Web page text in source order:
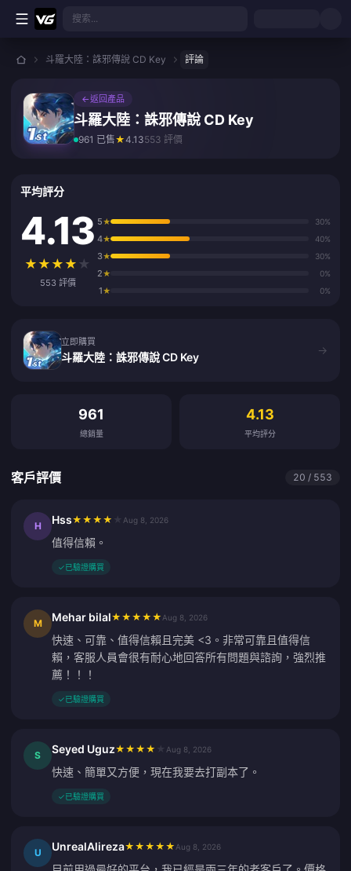
跳至主要內容
搜索...
斗羅大陸：誅邪傳說 CD Key 評論
←返回產品
斗羅大陸：誅邪傳說 CD Key
961 已售★4.13553 評價
平均評分
4.13
★ ★ ★ ★ ★
553 評價
5★ 30%
4★ 40%
3★ 30%
2★ 0%
1★ 0%
立即購買
斗羅大陸：誅邪傳說 CD Key
→
961
總銷量
4.13
平均評分
客戶評價 20 / 553
H Hss★ ★ ★ ★ Aug 8, 2026
值得信賴。
✓已驗證購買
M Mehar bilal★ ★ ★ ★ ★ Aug 8, 2026
快速、可靠、值得信賴且完美 <3。非常可靠且值得信
賴，客服人員會很有耐心地回答所有問題與諮詢，強烈推
薦！！！
✓已驗證購買
S Seyed Uguz★ ★ ★ ★ Aug 8, 2026
快速、簡單又方便，現在我要去打副本了。
✓已驗證購買
U UnrealAlireza★ ★ ★ ★ ★ Aug 8, 2026